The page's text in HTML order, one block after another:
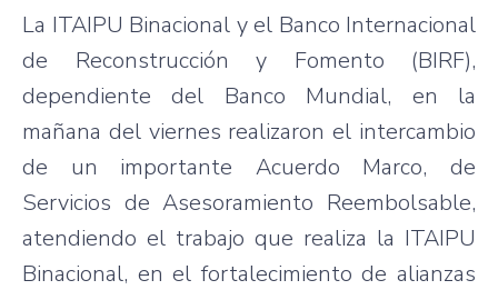
La ITAIPU Binacional y el Banco Internacional
de Reconstrucción y Fomento (BIRF),
dependiente del Banco Mundial, en la
mañana del viernes realizaron el intercambio
de un importante Acuerdo Marco, de
Servicios de Asesoramiento Reembolsable,
atendiendo el trabajo que realiza la ITAIPU
Binacional, en el fortalecimiento de alianzas